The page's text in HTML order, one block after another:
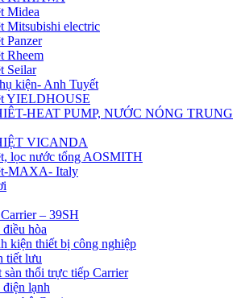
Midea
Mitsubishi electric
Panzer
Rheem
Seilar
kiện- Anh Tuyết
YIELDHOUSE
HEAT PUMP, NƯỚC NÓNG TRUNG
VICANDA
lọc nước tổng AOSMITH
MAXA- Italy
– 39SH
hòa
kiện thiết bị công nghiệp
tiết lưu
sàn thổi trực tiếp Carrier
lạnh